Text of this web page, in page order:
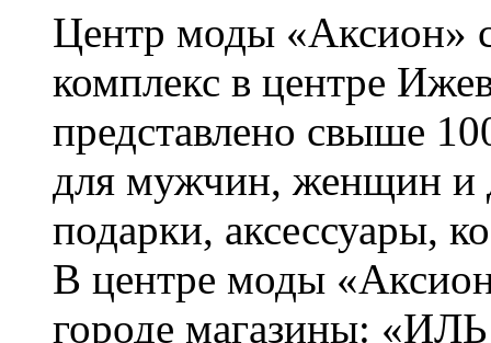
Центр моды «Аксион»
комплекс в центре
представлено свыше
для мужчин, женщин и
подарки, аксессуары,
В центре моды
городе магазины: